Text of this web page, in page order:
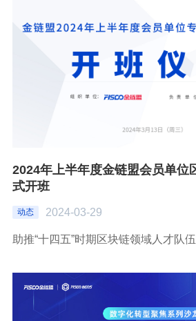
2024年上半年度金链盟会员单位
式开班
动态 2024-03-29
助推“十四五”时期区块链领域人才队